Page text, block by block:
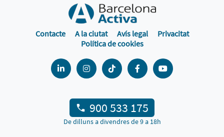
Contacte A la ciutat Avís legal
Privacitat
Política de cookies
900 533 175
De dilluns a divendres de 9 a 18h